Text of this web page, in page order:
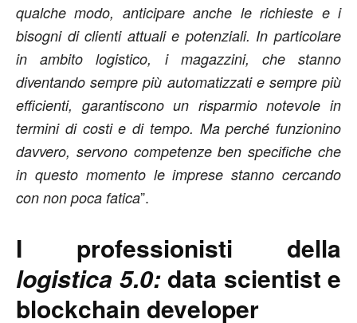
qualche modo, anticipare anche le richieste e i
bisogni di clienti attuali e potenziali. In particolare
in ambito logistico, i magazzini, che stanno
diventando sempre più automatizzati e sempre più
efficienti, garantiscono un risparmio notevole in
termini di costi e di tempo. Ma perché funzionino
davvero, servono competenze ben specifiche che
in questo momento le imprese stanno cercando
con non poca fatica”.
I professionisti della
logistica 5.0:data scientist e
blockchain developer